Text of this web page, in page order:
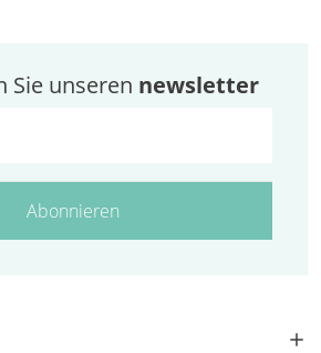
Sie unseren newsletter
Abonnieren